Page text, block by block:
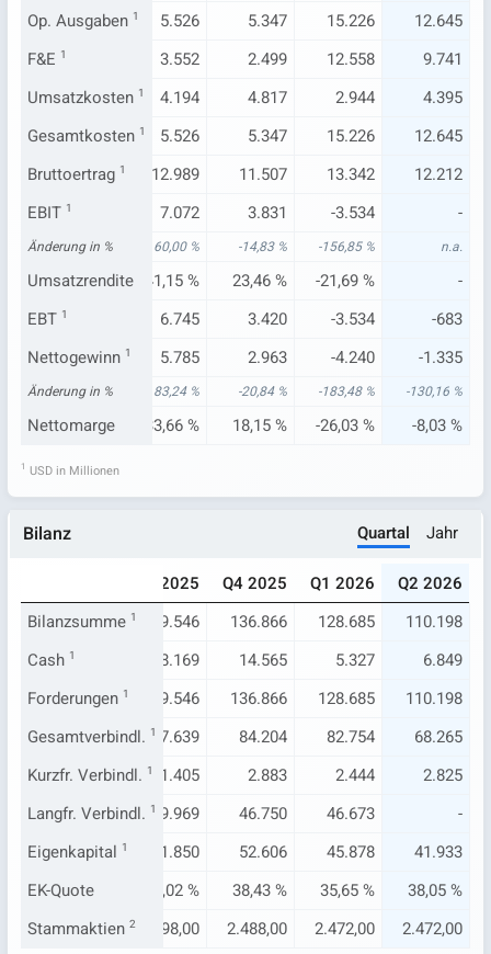
Op. Ausgaben 1
5.594 5.526 5.347 15.226
12.645
F&E 1 3.552 2.499 12.558
9.741
Umsatzkosten 1
3.847 4.194 4.817 2.944
4.395
Gesamtkosten 1
5.594 5.526 5.347 15.226
12.645
Bruttoertrag 1
11.953 12.989 11.507 13.342
12.212
EBIT 1 7.072 3.831 -3.534 -
Änderung in %
-16,02 % 60,00 % -14,83 % -156,85 % n.a.
Umsatzrendite
33,56 % 41,15 % 23,46 % -21,69 %
-
EBT 1 6.745 3.420 -3.534
-683
Nettogewinn 1
4.427 5.785 2.963 -4.240 -1.335
Änderung in %
-18,85 % 83,24 % -20,84 % -183,48 % -130,16 %
Nettomarge
28,01 % 33,66 % 18,15 % -26,03 % -8,03 %
1 USD in Millionen
Bilanz Quartal Jahr
Q3 2025 Q4 2025 Q1 2026
Q2 2026
Bilanzsumme 1
117.523 129.546 136.866 128.685
110.198
Cash 18.007 18.169 14.565 5.327
6.849
Forderungen 1
117.523 129.546 136.866 128.685
110.198
Gesamtverbindl. 1
68.463 77.639 84.204 82.754
68.265
Kurzfr. Verbindl. 1
1.434 1.405 2.883 2.444
2.825
Langfr. Verbindl. 1
33.968 39.969 46.750 46.673
-
Eigenkapital 1
48.993 51.850 52.606 45.878
41.933
EK-Quote
41,68 % 40,02 % 38,43 % 35,65 %
38,05 %
Stammaktien 2
2.513,00 2.498,00 2.488,00 2.472,00 2.472,00